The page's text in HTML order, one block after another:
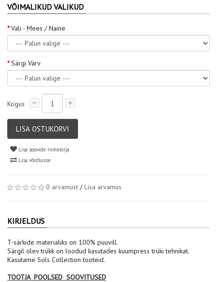
VÕIMALIKUD VALIKUD
Vali - Mees / Naine
Särgi Värv
Kogus
LISA OSTUKORVI
Lisa soovide nimekirja
Lisa võrdlusse
0 arvamust /Lisa arvamus
KIRJELDUS
T-särkide materialiks on 100% puuvill.
Särgil olev trükk on loodud kasutades kuumpress trüki tehnikat.
Kasutame Sols Collection tooteid.
TOOTJA POOLSED SOOVITUSED